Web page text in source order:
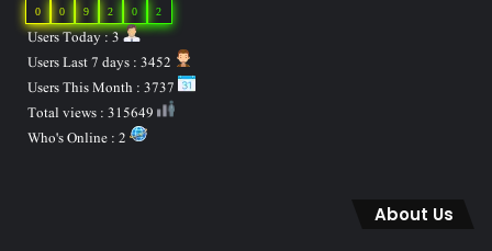
2
0
2
9
0
0
Users Today : 3
About Us